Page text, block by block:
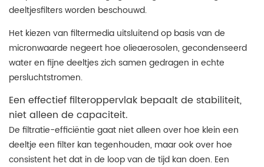
deeltjesfilters worden beschouwd.
Het kiezen van filtermedia uitsluitend op basis van de
micronwaarde negeert hoe olieaerosolen, gecondenseerd
water en fijne deeltjes zich samen gedragen in echte
persluchtstromen.
Een effectief filteroppervlak bepaalt de stabiliteit,
niet alleen de capaciteit.
De filtratie-efficiëntie gaat niet alleen over hoe klein een
deeltje een filter kan tegenhouden, maar ook over hoe
consistent het dat in de loop van de tijd kan doen. Een